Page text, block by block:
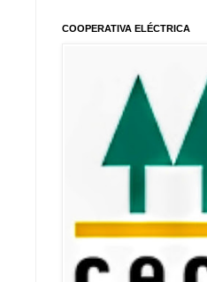
COOPERATIVA ELÉCTRICA